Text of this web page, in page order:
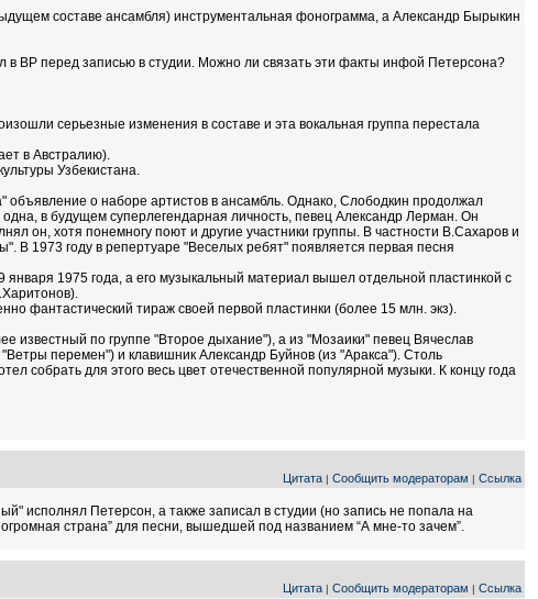
составе ансамбля) инструментальная фонограмма, а Александр Бырыкин
ВР перед записью в студии. Можно ли связать эти факты инфой Петерсона?
серьезные изменения в составе и эта вокальная группа перестала
в Австралию).
Узбекистана.
объявление о наборе артистов в ансамбль. Однако, Слободкин продолжал
в будущем суперлегендарная личность, певец Александр Лерман. Он
он, хотя понемногу поют и другие участники группы. В частности В.Сахаров и
В 1973 году в репертуаре "Веселых ребят" появляется первая песня
1975 года, а его музыкальный материал вышел отдельной пластинкой с
фантастический тираж своей первой пластинки (более 15 млн. экз).
известный по группе "Второе дыхание"), а из "Мозаики" певец Вячеслав
перемен") и клавишник Александр Буйнов (из "Аракса"). Столь
собрать для этого весь цвет отечественной популярной музыки. К концу года
Цитата | Сообщить модераторам | Ссылка
исполнял Петерсон, а также записал в студии (но запись не попала на
страна” для песни, вышедшей под названием “А мне-то зачем”.
Цитата | Сообщить модераторам | Ссылка